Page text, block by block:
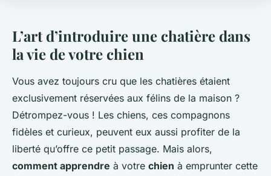
L’art d’introduire une chatière dans
la vie de votre chien
Vous avez toujours cru que les chatières étaient
exclusivement réservées aux félins de la maison ?
Détrompez-vous ! Les chiens, ces compagnons
fidèles et curieux, peuvent eux aussi profiter de la
liberté qu’offre ce petit passage. Mais alors,
comment apprendre à votre chien à emprunter cette